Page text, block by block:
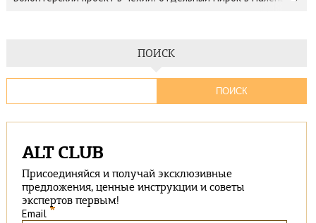
ПОИСК
ALT CLUB
Присоединяйся и получай эксклюзивные
предложения, ценные инструкции и советы
экспертов первым!
Email *